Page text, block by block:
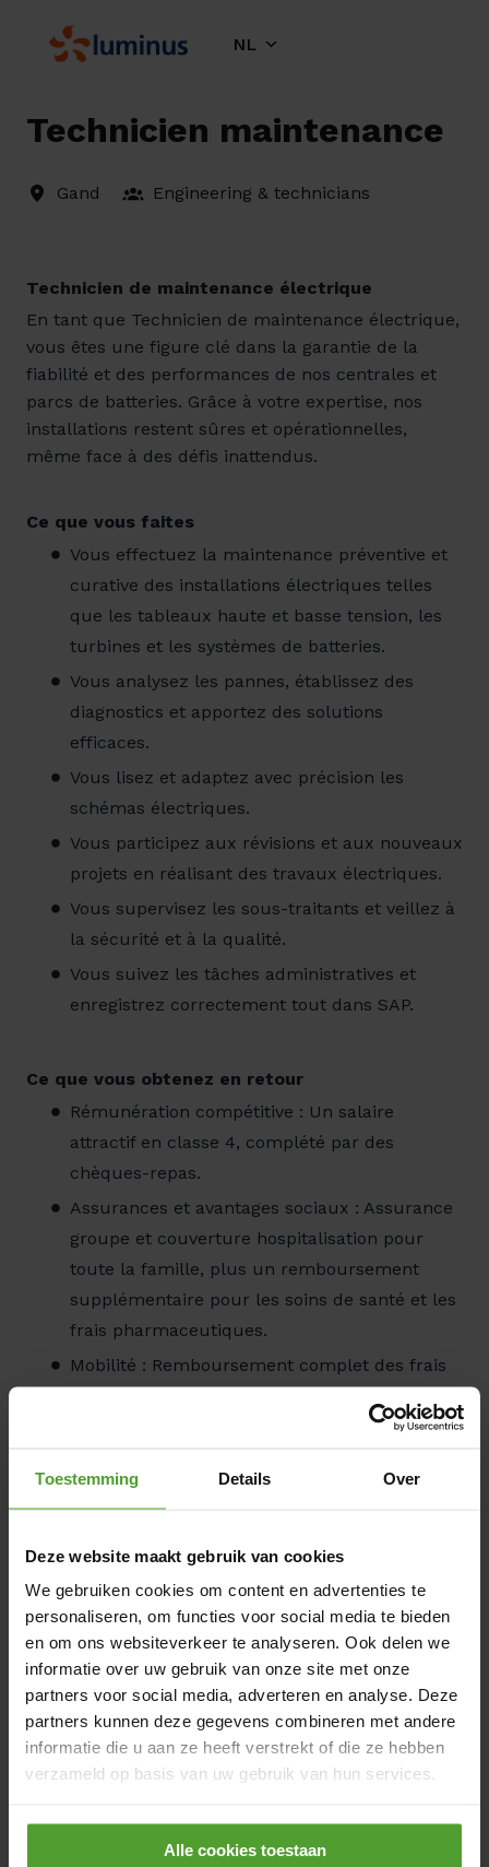
Toestemming Details Over
Deze website maakt gebruik van cookies
We gebruiken cookies om content en advertenties te
personaliseren, om functies voor social media te bieden
en om ons websiteverkeer te analyseren. Ook delen we
informatie over uw gebruik van onze site met onze
partners voor social media, adverteren en analyse. Deze
partners kunnen deze gegevens combineren met andere
informatie die u aan ze heeft verstrekt of die ze hebben
verzameld op basis van uw gebruik van hun services.
Door op de knop “Alle cookies weigeren” te klikken, kunt
u ervoor kiezen om alle cookies te weigeren, behalve de
Alle cookies toestaan
content
Homepagina NL
Technicien maintenance
Gand Engineering & technicians
Technicien de maintenance électrique
En tant que Technicien de maintenance électrique,
vous êtes une figure clé dans la garantie de la
fiabilité et des performances de nos centrales et
parcs de batteries. Grâce à votre expertise, nos
installations restent sûres et opérationnelles,
même face à des défis inattendus.
Ce que vous faites
Vous effectuez la maintenance préventive et
curative des installations électriques telles
que les tableaux haute et basse tension, les
turbines et les systèmes de batteries.
Vous analysez les pannes, établissez des
diagnostics et apportez des solutions
efficaces.
Vous lisez et adaptez avec précision les
schémas électriques.
Vous participez aux révisions et aux nouveaux
projets en réalisant des travaux électriques.
Vous supervisez les sous-traitants et veillez à
la sécurité et à la qualité.
Vous suivez les tâches administratives et
enregistrez correctement tout dans SAP.
Ce que vous obtenez en retour
Rémunération compétitive : Un salaire
attractif en classe 4, complété par des
chèques-repas.
Assurances et avantages sociaux : Assurance
groupe et couverture hospitalisation pour
toute la famille, plus un remboursement
supplémentaire pour les soins de santé et les
frais pharmaceutiques.
Mobilité : Remboursement complet des frais
le gaz et l'électricité après six mois,
d'énergie tels que les panneaux solaires et les
pompes à chaleur, et des prix réduits sur les
grandes marques, parcs d'attractions,
festivals et plus encore.
Luminus valorise c.h.a.q.u.e individu
Vous cherchez un lieu de travail où vous pouvez
le soutien, quel que soit votre parcours, votre